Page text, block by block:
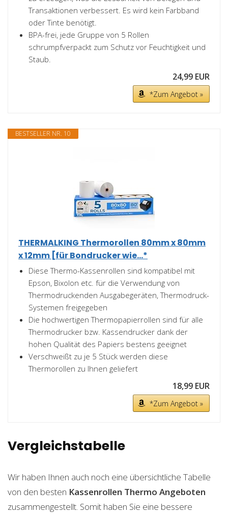
Transaktionen verbessert. Es wird kein Farbband
oder Tinte benötigt.
BPA-frei, jede Gruppe von 5 Rollen
schrumpfverpackt zum Schutz vor Feuchtigkeit und
Staub.
24,99 EUR
*Zum Angebot »
BESTSELLER NR. 10
THERMALKING Thermorollen 80mm x 80mm
x 12mm [für Bondrucker wie...*
Diese Thermo-Kassenrollen sind kompatibel mit
Epson, Bixolon etc. für die Verwendung von
Thermodruckenden Ausgabegeräten, Thermodruck-
Systemen freigegeben
Die hochwertigen Thermopapierrollen sind für alle
Thermodrucker bzw. Kassendrucker dank der
hohen Qualität des Papiers bestens geeignet
Verschweißt zu je 5 Stück werden diese
Thermorollen zu Ihnen geliefert
18,99 EUR
*Zum Angebot »
Vergleichstabelle
Wir haben Ihnen auch noch eine übersichtliche Tabelle
von den besten Kassenrollen Thermo Angeboten
zusammengestellt. Somit haben Sie eine bessere